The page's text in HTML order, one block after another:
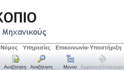
Νόμος Υπηρεσίες Επικοινωνία-Υποστήριξη
Αναζήτηση Αναζήτηση Μενού Εμφάνιση/απόκρυψη